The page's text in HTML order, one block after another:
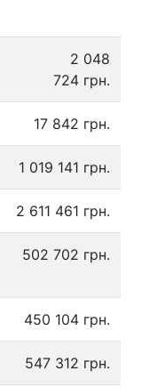
2 048
724 грн.
17 842 грн.
1 019 141 грн.
2 611 461 грн.
502 702 грн.
450 104 грн.
547 312 грн.